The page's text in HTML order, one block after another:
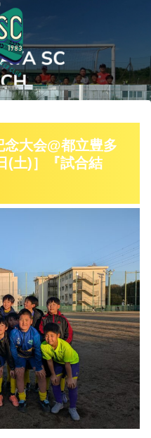
念大会@都立豊多
(土)］『試合結